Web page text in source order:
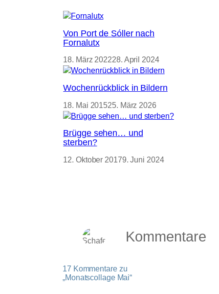
Von Port de Sóller nach
Fornalutx
18. März 202228. April 2024
Wochenrückblick in Bildern
18. Mai 201525. März 2026
Brügge sehen… und
sterben?
12. Oktober 20179. Juni 2024
Kommentare
17 Kommentare zu
„Monatscollage Mai“